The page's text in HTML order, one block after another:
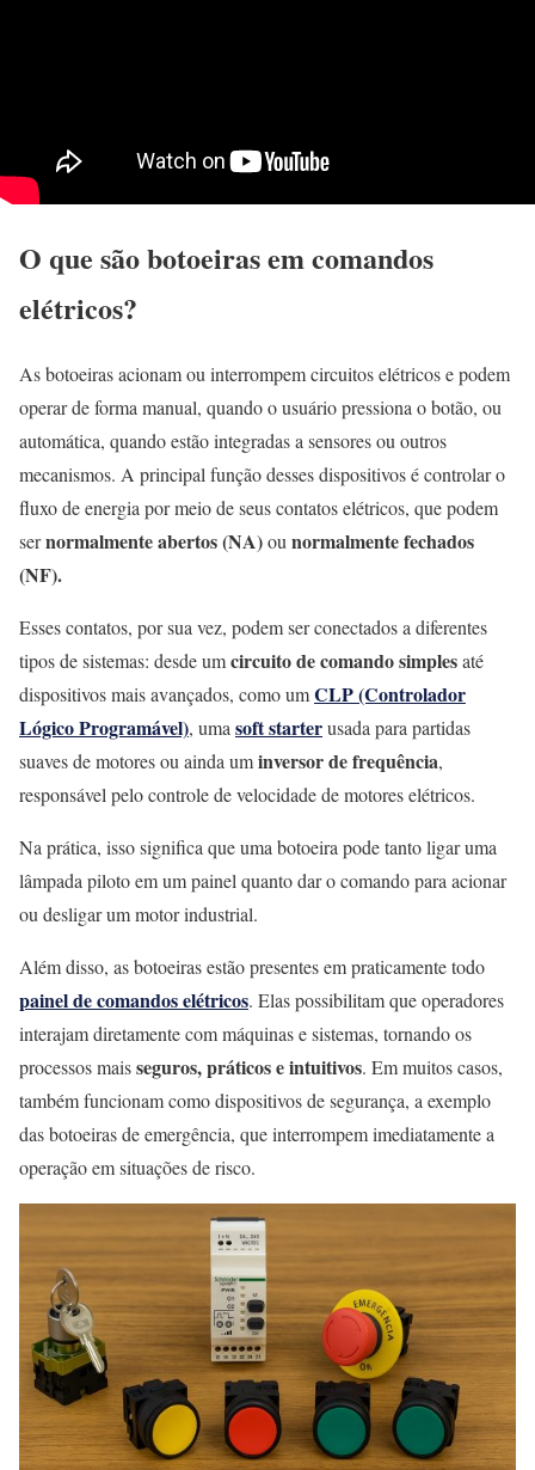
O que são botoeiras em comandos
elétricos?
As botoeiras acionam ou interrompem circuitos elétricos e podem
operar de forma manual, quando o usuário pressiona o botão, ou
automática, quando estão integradas a sensores ou outros
mecanismos. A principal função desses dispositivos é controlar o
fluxo de energia por meio de seus contatos elétricos, que podem
sernormalmente abertos (NA)ou normalmente fechados
(NF).
Esses contatos, por sua vez, podem ser conectados a diferentes
tipos de sistemas: desde umcircuito de comando simplesaté
dispositivos mais avançados, como umCLP (Controlador
Lógico Programável), uma soft starterusada para partidas
suaves de motores ou ainda uminversor de frequência,
responsável pelo controle de velocidade de motores elétricos.
Na prática, isso significa que uma botoeira pode tanto ligar uma
lâmpada piloto em um painel quanto dar o comando para acionar
ou desligar um motor industrial.
Além disso, as botoeiras estão presentes em praticamente todo
painel de comandos elétricos. Elas possibilitam que operadores
interajam diretamente com máquinas e sistemas, tornando os
processos maisseguros, práticos e intuitivos. Em muitos casos,
também funcionam como dispositivos de segurança, a exemplo
das botoeiras de emergência, que interrompem imediatamente a
operação em situações de risco.